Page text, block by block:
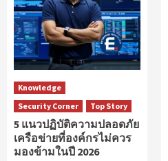
Knowledge
Security Corner
Top Story
5 แนวปฏิบัติความปลอดภัย
เครือข่ายที่องค์กรไม่ควร
มองข้ามในปี 2026